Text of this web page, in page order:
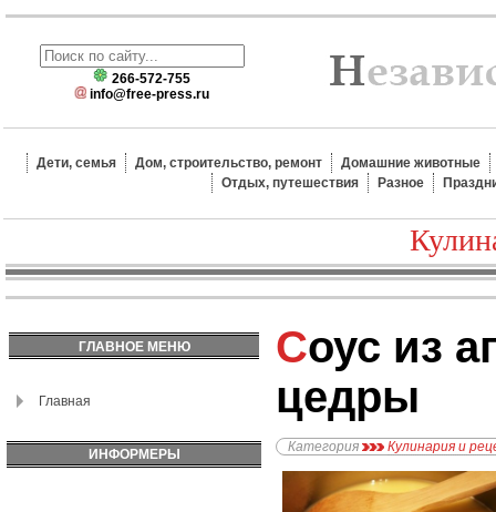
266-572-755
info@free-press.ru
Дети, семья Дом, строительство, ремонт
Домашние животные
Отдых, путешествия
Разное
ГЛАВНОЕ МЕНЮ
Главная
ИНФОРМЕРЫ
Соус из апельсиновой
цедры
Категория Кулинария и